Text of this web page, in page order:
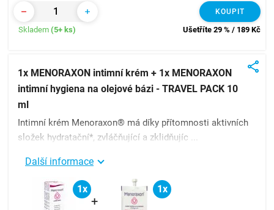
KOUPIT
Skladem (5+ ks) Ušetříte 29 % / 189 Kč
1x MENORAXON intimní krém + 1x MENORAXON
intimní hygiena na olejové bázi - TRAVEL PACK 10
ml
Intimní krém Menoraxon® má díky přítomnosti aktivních
složek hydratační*, zvláčňující a zklidňujíc ...
Další informace
1x
+
1x